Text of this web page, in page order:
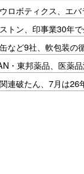
ロボティクス、エ
トン、印事業30年
など9社、軟包装の
・東邦薬品、医薬
連破たん、7月は26